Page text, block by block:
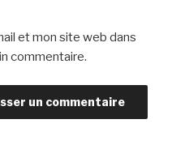
et mon site web dans
commentaire.